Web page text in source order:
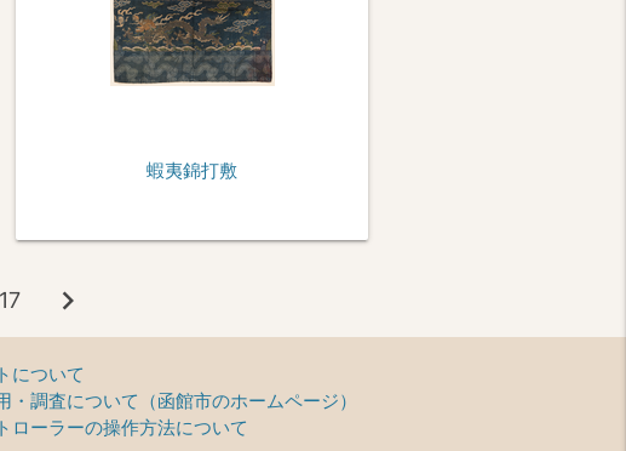
蝦夷錦打敷
17 chevron_right
について
・調査について（函館市のホームページ）
ローラーの操作方法について